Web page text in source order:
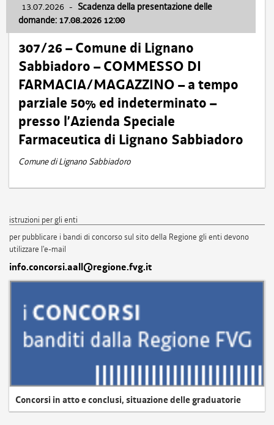
13.07.2026 - Scadenza della presentazione delle
domande: 17.08.2026 12:00
307/26 – Comune di Lignano
Sabbiadoro – COMMESSO DI
FARMACIA/MAGAZZINO – a tempo
parziale 50% ed indeterminato –
presso l’Azienda Speciale
Farmaceutica di Lignano Sabbiadoro
Comune di Lignano Sabbiadoro
istruzioni per gli enti
per pubblicare i bandi di concorso sul sito della Regione gli enti devono
utilizzare l'e-mail
info.concorsi.aall@regione.fvg.it
Concorsi in atto e conclusi, situazione delle graduatorie